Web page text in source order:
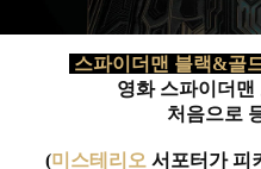
스파이더맨 블랙&골
영화 스파이더맨
처음으로
(미스테리오 서포터가 피